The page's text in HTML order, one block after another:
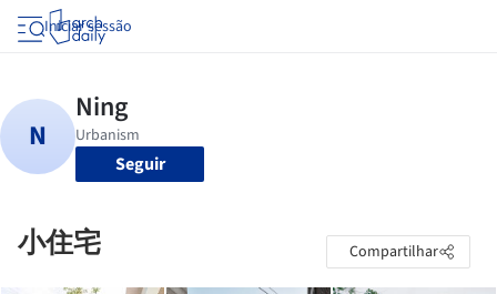
Iniciar sessão
Seguir
小住宅 Compartilhar